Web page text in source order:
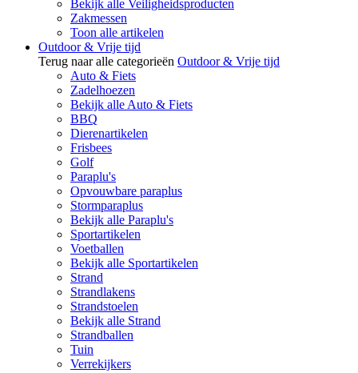
Bekijk alle Veiligheidsproducten
Zakmessen
Toon alle artikelen
Outdoor & Vrije tijd
Terug naar alle categorieën Outdoor & Vrije tijd
Auto & Fiets
Zadelhoezen
Bekijk alle Auto & Fiets
BBQ
Dierenartikelen
Frisbees
Golf
Paraplu's
Opvouwbare paraplus
Stormparaplus
Bekijk alle Paraplu's
Sportartikelen
Voetballen
Bekijk alle Sportartikelen
Strand
Strandlakens
Strandstoelen
Bekijk alle Strand
Strandballen
Tuin
Verrekijkers